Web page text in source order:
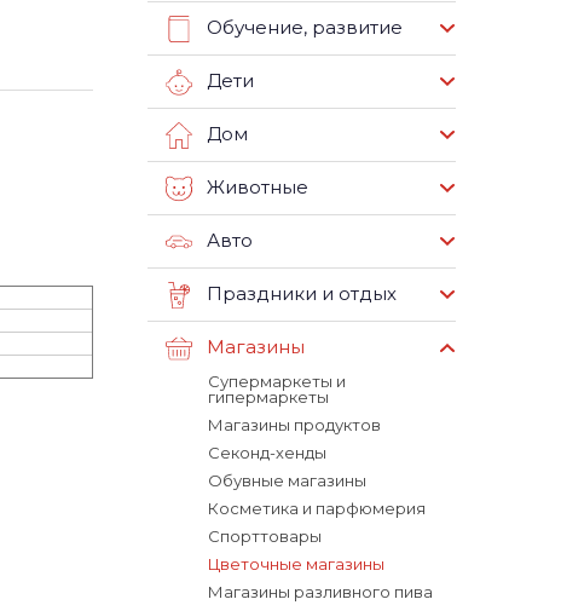
Обучение, развитие
Дети
Дом
Животные
Авто
Праздники и отдых
Магазины
Супермаркеты и
гипермаркеты
Магазины продуктов
Секонд-хенды
Обувные магазины
Косметика и парфюмерия
Спорттовары
Цветочные магазины
Магазины разливного пива